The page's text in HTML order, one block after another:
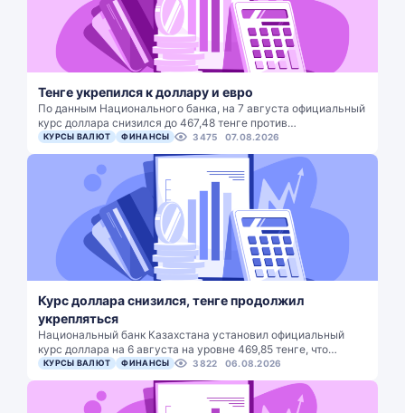
Тенге укрепился к доллару и евро
По данным Национального банка, на 7 августа официальный
курс доллара снизился до 467,48 тенге против…
КУРСЫ ВАЛЮТ ФИНАНСЫ 3475 07.08.2026
Курс доллара снизился, тенге продолжил
укрепляться
Национальный банк Казахстана установил официальный
курс доллара на 6 августа на уровне 469,85 тенге, что…
КУРСЫ ВАЛЮТ ФИНАНСЫ 3822 06.08.2026